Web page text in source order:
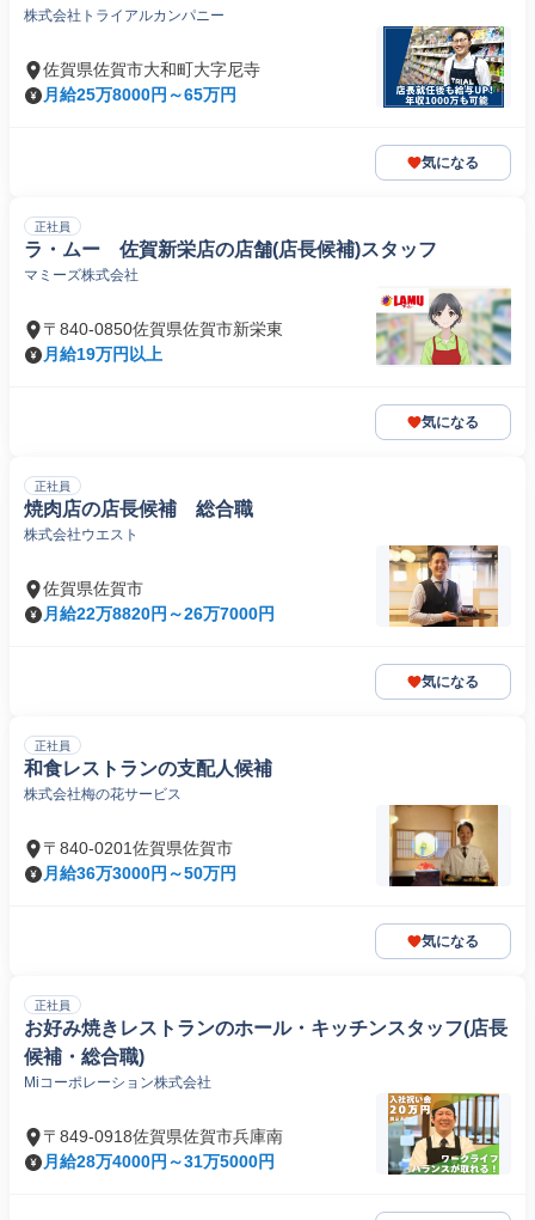
株式会社トライアルカンパニー
佐賀県佐賀市大和町大字尼寺
月給25万8000円～65万円
気になる
正社員
ラ・ムー 佐賀新栄店の店舗(店長候補)スタッフ
マミーズ株式会社
〒840-0850佐賀県佐賀市新栄東
月給19万円以上
気になる
正社員
焼肉店の店長候補 総合職
株式会社ウエスト
佐賀県佐賀市
月給22万8820円～26万7000円
気になる
正社員
和食レストランの支配人候補
株式会社梅の花サービス
〒840-0201佐賀県佐賀市
月給36万3000円～50万円
気になる
正社員
お好み焼きレストランのホール・キッチンスタッフ(店長
候補・総合職)
Miコーポレーション株式会社
〒849-0918佐賀県佐賀市兵庫南
月給28万4000円～31万5000円